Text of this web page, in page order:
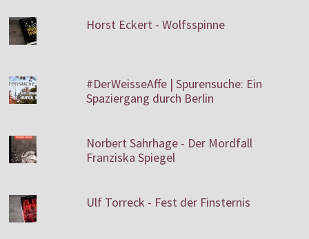
Horst Eckert - Wolfsspinne
#DerWeisseAffe | Spurensuche: Ein
Spaziergang durch Berlin
Norbert Sahrhage - Der Mordfall
Franziska Spiegel
Ulf Torreck - Fest der Finsternis